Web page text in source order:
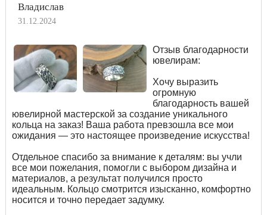
Владислав
31.12.2024
Отзыв благодарности
ювелирам:
Хочу выразить
огромную
благодарность вашей
ювелирной мастерской за создание уникального
кольца на заказ! Ваша работа превзошла все мои
ожидания — это настоящее произведение искусства!
Отдельное спасибо за внимание к деталям: вы учли
все мои пожелания, помогли с выбором дизайна и
материалов, а результат получился просто
идеальным. Кольцо смотрится изысканно, комфортно
носится и точно передает задумку.